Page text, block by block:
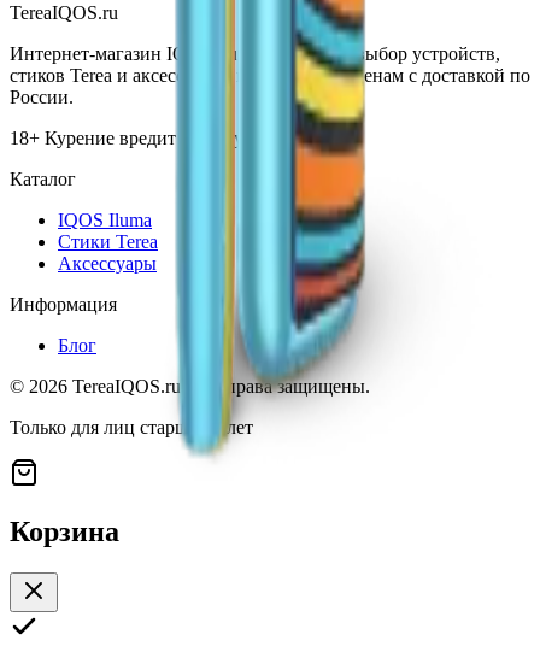
TereaIQOS.ru
Интернет-магазин IQOS Iluma. Широкий выбор устройств,
стиков Terea и аксессуаров по выгодным ценам с доставкой по
России.
18+ Курение вредит вашему здоровью
Каталог
IQOS Iluma
Стики Terea
Аксессуары
Информация
Блог
© 2026 TereaIQOS.ru. Все права защищены.
Только для лиц старше 18 лет
Корзина